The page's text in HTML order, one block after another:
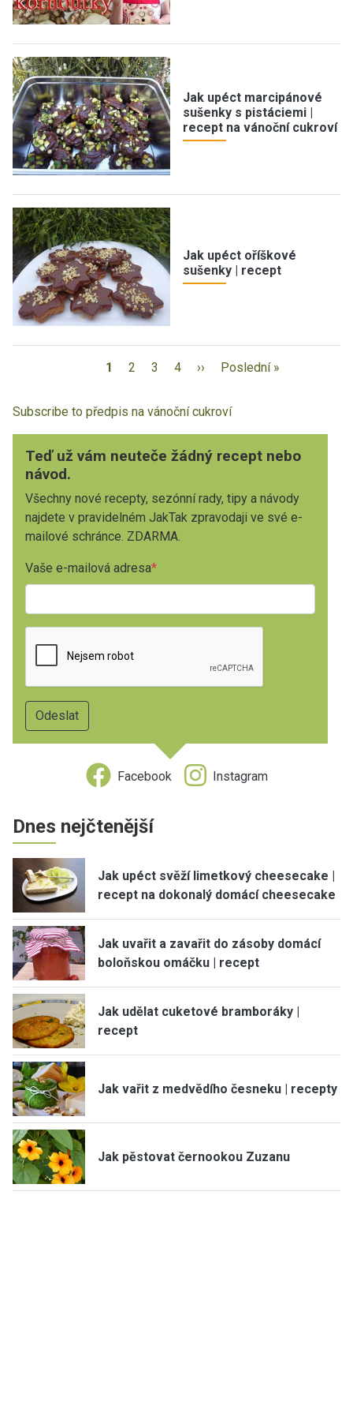
Jak upéct marcipánové
sušenky s pistáciemi |
recept na vánoční cukroví
Jak upéct oříškové
sušenky | recept
1 2 3 4 ›› Poslední »
Subscribe to předpis na vánoční cukroví
Teď už vám neuteče žádný recept nebo
návod.
Všechny nové recepty, sezónní rady, tipy a návody
najdete v pravidelném JakTak zpravodaji ve své e-
mailové schránce. ZDARMA.
Vaše e-mailová adresa
Facebook Instagram
Dnes nejčtenější
Jak upéct svěží limetkový cheesecake |
recept na dokonalý domácí cheesecake
Jak uvařit a zavařit do zásoby domácí
boloňskou omáčku | recept
Jak udělat cuketové bramboráky |
recept
Jak vařit z medvědího česneku | recepty
Jak pěstovat černookou Zuzanu